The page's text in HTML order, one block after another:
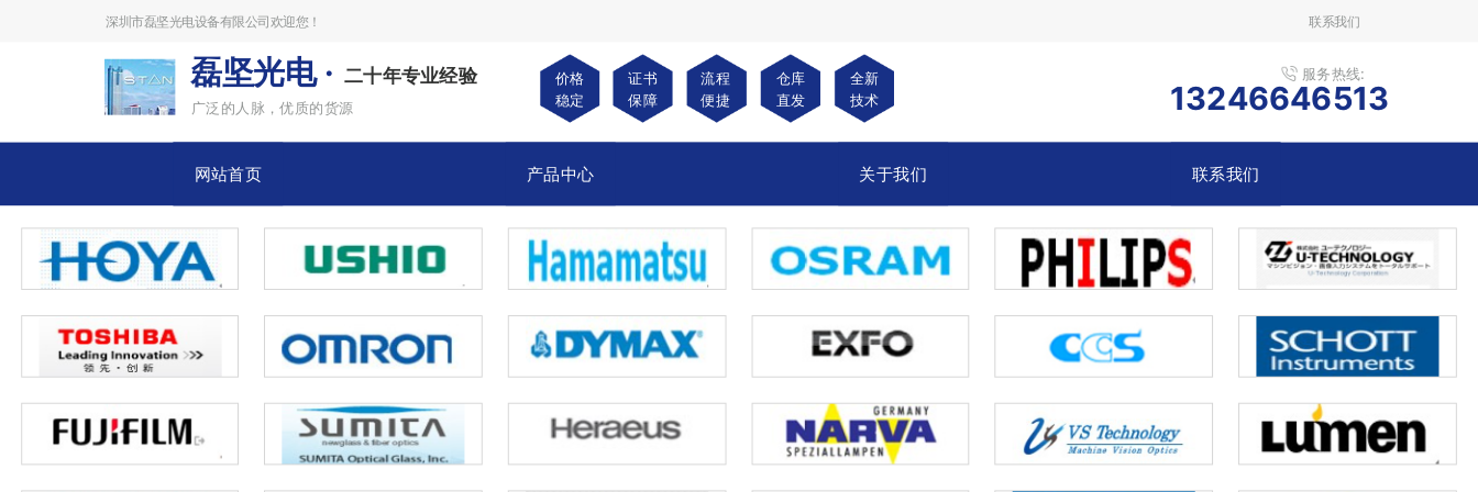
深圳市磊坚光电设备有限公司欢迎您！ 联系我们
磊坚光电 · 二十年专业经验
广泛的人脉，优质的货源
价格
稳定
证书
保障
流程
便捷
仓库
直发
全新
技术
服务热线:
13246646513
网站首页 产品中心 关于我们 联系我们